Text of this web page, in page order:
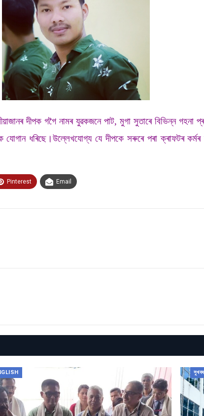
দীপক গগৈ নামৰ যুৱকজনে পাট, মুগা সুতাৰে বিভিন্ন
যোগান ধৰিছে।উল্লেখযোগ্য যে দীপকে সৰুৰে পৰা
Pinterest Email
সুখবৰ